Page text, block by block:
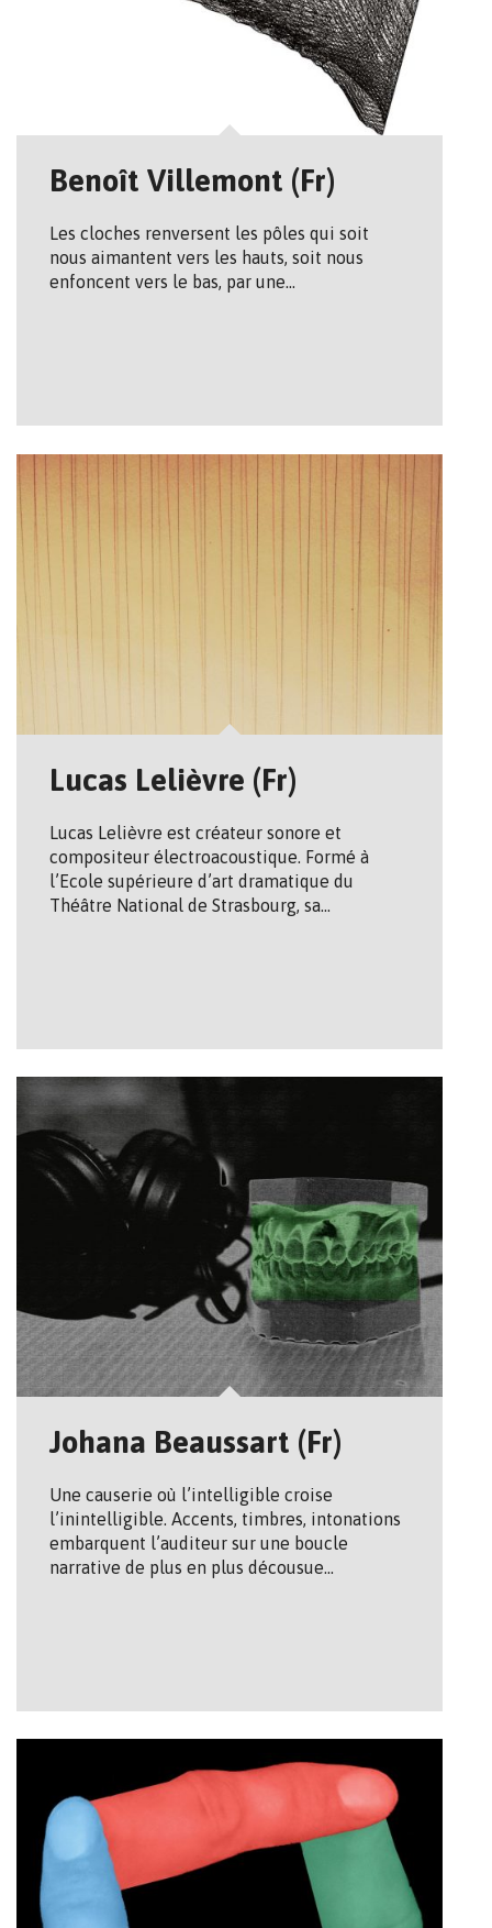
Benoît Villemont (Fr)
Les cloches renversent les pôles qui soit
nous aimantent vers les hauts, soit nous
enfoncent vers le bas, par une…
Lucas Lelièvre (Fr)
Lucas Lelièvre est créateur sonore et
compositeur électroacoustique. Formé à
l’Ecole supérieure d’art dramatique du
Théâtre National de Strasbourg, sa…
Johana Beaussart (Fr)
Une causerie où l’intelligible croise
l’inintelligible. Accents, timbres, intonations
embarquent l’auditeur sur une boucle
narrative de plus en plus décousue…